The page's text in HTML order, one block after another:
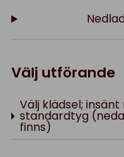
Välj utförande
Välj klädsel;
standardtyg
finns)